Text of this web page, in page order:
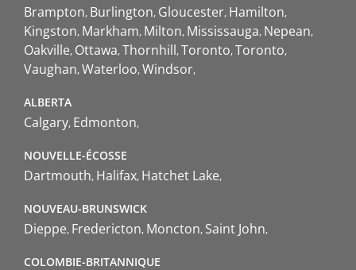
Brampton Burlington Gloucester Hamilton
Kingston Markham Milton Mississauga Nepean
Oakville Ottawa Thornhill Toronto Toronto
Vaughan Waterloo Windsor
ALBERTA
Calgary Edmonton
NOUVELLE-ÉCOSSE
Dartmouth Halifax Hatchet Lake
NOUVEAU-BRUNSWICK
Dieppe Fredericton Moncton Saint John
COLOMBIE-BRITANNIQUE